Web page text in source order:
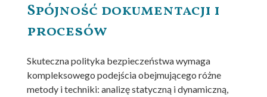
Spójność dokumentacji i
procesów
Skuteczna polityka bezpieczeństwa wymaga
kompleksowego podejścia obejmującego różne
metody i techniki: analizę statyczną i dynamiczną,